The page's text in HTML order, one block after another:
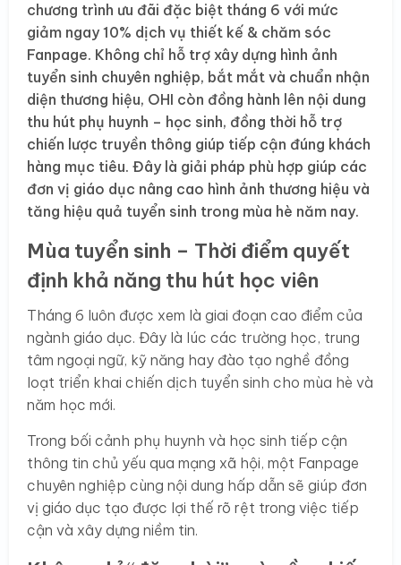
chương trình ưu đãi đặc biệt tháng 6 với mức
giảm ngay 10% dịch vụ thiết kế & chăm sóc
Fanpage. Không chỉ hỗ trợ xây dựng hình ảnh
tuyển sinh chuyên nghiệp, bắt mắt và chuẩn nhận
diện thương hiệu, OHI còn đồng hành lên nội dung
thu hút phụ huynh – học sinh, đồng thời hỗ trợ
chiến lược truyền thông giúp tiếp cận đúng khách
hàng mục tiêu. Đây là giải pháp phù hợp giúp các
đơn vị giáo dục nâng cao hình ảnh thương hiệu và
tăng hiệu quả tuyển sinh trong mùa hè năm nay.
Mùa tuyển sinh – Thời điểm quyết
định khả năng thu hút học viên
Tháng 6 luôn được xem là giai đoạn cao điểm của
ngành giáo dục. Đây là lúc các trường học, trung
tâm ngoại ngữ, kỹ năng hay đào tạo nghề đồng
loạt triển khai chiến dịch tuyển sinh cho mùa hè và
năm học mới.
Trong bối cảnh phụ huynh và học sinh tiếp cận
thông tin chủ yếu qua mạng xã hội, một Fanpage
chuyên nghiệp cùng nội dung hấp dẫn sẽ giúp đơn
vị giáo dục tạo được lợi thế rõ rệt trong việc tiếp
cận và xây dựng niềm tin.